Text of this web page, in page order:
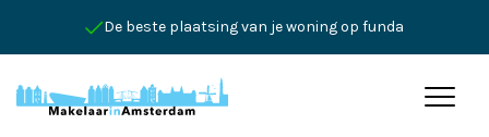
De beste plaatsing van je woning op funda